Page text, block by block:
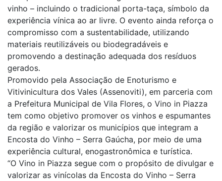
vinho – incluindo o tradicional porta-taça, símbolo da
experiência vínica ao ar livre. O evento ainda reforça o
compromisso com a sustentabilidade, utilizando
materiais reutilizáveis ou biodegradáveis e
promovendo a destinação adequada dos resíduos
gerados.
Promovido pela Associação de Enoturismo e
Vitivinicultura dos Vales (Assenoviti), em parceria com
a Prefeitura Municipal de Vila Flores, o Vino in Piazza
tem como objetivo promover os vinhos e espumantes
da região e valorizar os municípios que integram a
Encosta do Vinho – Serra Gaúcha, por meio de uma
experiência cultural, enogastronômica e turística.
“O Vino in Piazza segue com o propósito de divulgar e
valorizar as vinícolas da Encosta do Vinho – Serra